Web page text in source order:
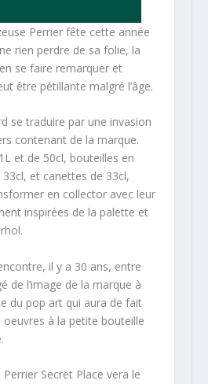
Perrier fête cette année
rien perdre de sa folie, la
se faire remarquer et
être pétillante malgré l’âge.
se traduire par une invasion
contenant de la marque.
et de 50cl, bouteilles en
et canettes de 33cl,
en collector avec leur
inspirées de la palette et
il y a 30 ans, entre
de l’image de la marque à
du pop art qui aura de fait
oeuvres à la petite bouteille
Secret Place vera le